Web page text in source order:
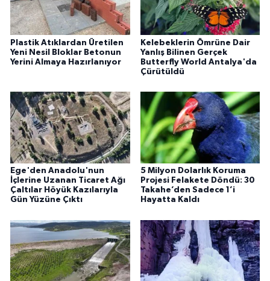
Plastik Atıklardan Üretilen
Yeni Nesil Bloklar Betonun
Yerini Almaya Hazırlanıyor
Kelebeklerin Ömrüne Dair
Yanlış Bilinen Gerçek
Butterfly World Antalya'da
Çürütüldü
Ege'den Anadolu'nun
İçlerine Uzanan Ticaret Ağı
Çaltılar Höyük Kazılarıyla
Gün Yüzüne Çıktı
5 Milyon Dolarlık Koruma
Projesi Felakete Döndü: 30
Takahe’den Sadece 1’i
Hayatta Kaldı